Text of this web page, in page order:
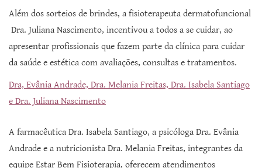
Além dos sorteios de brindes, a fisioterapeuta dermatofuncional
Dra. Juliana Nascimento, incentivou a todos a se cuidar, ao
apresentar profissionais que fazem parte da clínica para cuidar
da saúde e estética com avaliações, consultas e tratamentos.
Dra, Evânia Andrade, Dra. Melania Freitas, Dra. Isabela Santiago
e Dra. Juliana Nascimento
A farmacêutica Dra. Isabela Santiago, a psicóloga Dra. Evânia
Andrade e a nutricionista Dra. Melania Freitas, integrantes da
equipe Estar Bem Fisioterapia, oferecem atendimentos